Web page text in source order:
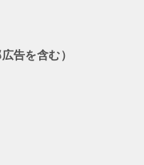
告を含む）